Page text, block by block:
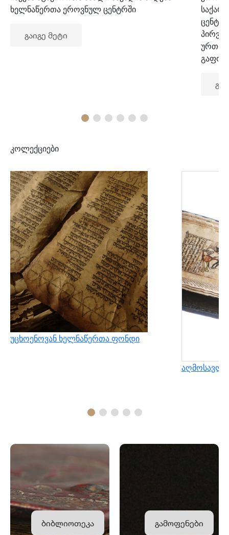
ხელნაწერთა ეროვნულ ცენტრში
გაიგე მეტი
კოლექციები
უცხოენოვან ხელნაწერთა ფონდი
ბიბლიოთეკა გამოფენები